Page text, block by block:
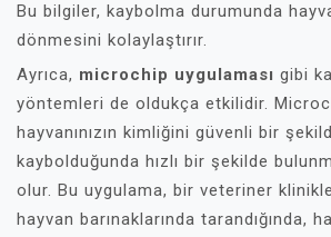
Bu bilgiler, kaybolma durumunda
dönmesini kolaylaştırır.
Ayrıca, microchip uygulaması gibi
yöntemleri de oldukça etkilidir.
hayvanınızın kimliğini güvenli bir
kaybolduğunda hızlı bir şekilde
olur. Bu uygulama, bir veteriner
hayvan barınaklarında tarandığında,